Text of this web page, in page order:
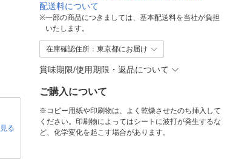
る
配送料について
※一部の商品につきましては、基本配送料を当社が負担
いたします。
在庫確認住所：東京都にお届け
賞味期限/使用期限・返品について
ご購入について
※コピー用紙や印刷物は、よく乾燥させたのち挿入して
ください。印刷物によってはシートに波打が発生するな
ど、化学変化を起こす場合があります。